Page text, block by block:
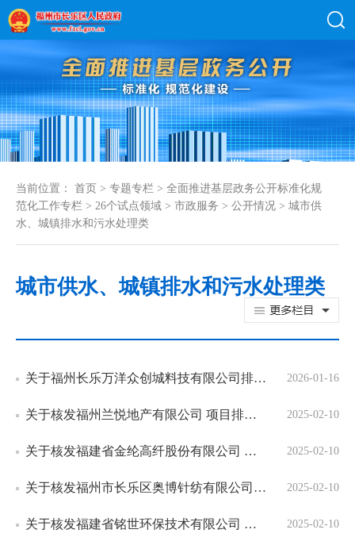
当前位置： 首页 > 专题专栏 > 全面推进基层政务公开标准化规
范化工作专栏 > 26个试点领域 > 市政服务 > 公开情况 > 城市供
水、城镇排水和污水处理类
城市供水、城镇排水和污水处理类
2026-01-16
关于福州长乐万洋众创城料技有限公司排水许可证的通知
2025-02-10
关于核发福州兰悦地产有限公司 项目排水许可证（临排）的通知
2025-02-10
关于核发福建省金纶高纤股份有限公司 项目排水许可证（永排）的通知
2025-02-10
关于核发福州市长乐区奥博针纺有限公司 项目排水许可证（永排）的通知
2025-02-10
关于核发福建省铭世环保技术有限公司 项目排水许可证（永排）的通知